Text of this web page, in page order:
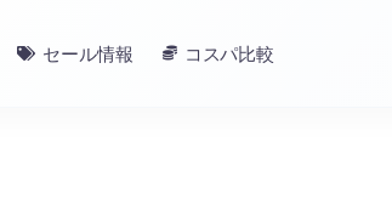
セール情報 コスパ比較